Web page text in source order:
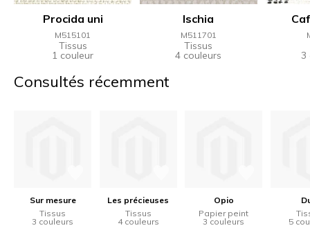
Procida uni
M515101
Tissus
1 couleur
Ischia
M511701
Tissus
4 couleurs 3
Consultés récemment
Sur mesure
Tissus
3 couleurs
Les précieuses
Tissus
4 couleurs
Opio
Papier peint
3 couleurs
5